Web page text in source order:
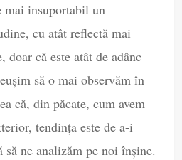
mai insuportabil un
cu atât reflectă mai
că este atât de adânc
să o mai observăm în
că, din păcate, cum avem
tendința este de a-i
ne analizăm pe noi înșine.